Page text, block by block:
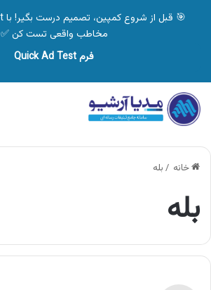
مخاطب واقعی تست کن ✅
فرم Quick Ad Test
خانه / بله
بله